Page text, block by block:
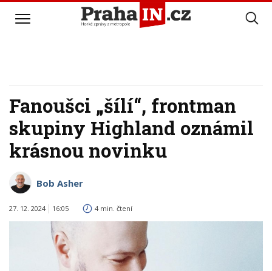
Fanoušci „šílí“, frontman
skupiny Highland oznámil
krásnou novinku
Bob Asher
27. 12. 2024 16:05 4 min. čtení